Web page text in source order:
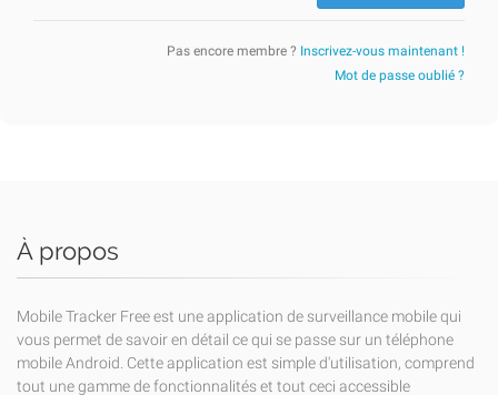
Pas encore membre ? Inscrivez-vous maintenant !
Mot de passe oublié ?
À propos
Mobile Tracker Free est une application de surveillance mobile qui
vous permet de savoir en détail ce qui se passe sur un téléphone
mobile Android. Cette application est simple d'utilisation, comprend
tout une gamme de fonctionnalités et tout ceci accessible